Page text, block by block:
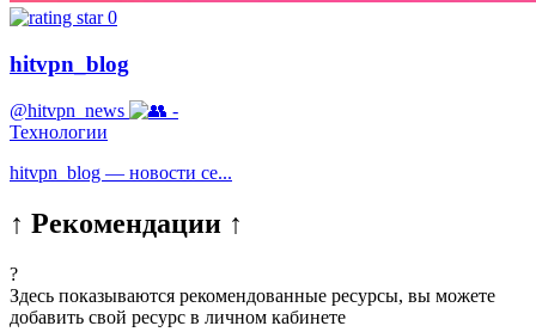
0
hitvpn_blog
@hitvpn_news
-
Технологии
hitvpn_blog — новости се...
↑ Рекомендации ↑
?
Здесь показываются рекомендованные ресурсы, вы можете
добавить свой ресурс в личном кабинете